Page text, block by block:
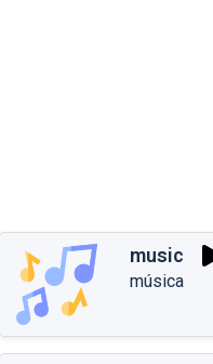
music
música